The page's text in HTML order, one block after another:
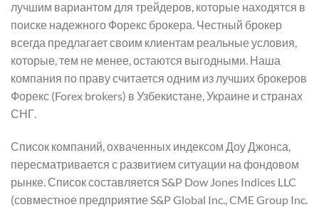
лучшим вариантом для трейдеров, которые находятся в
поиске надежного Форекс брокера. Честный брокер
всегда предлагает своим клиентам реальные условия,
которые, тем не менее, остаются выгодными. Наша
компания по праву считается одним из лучших брокеров
Форекс (Forex brokers) в Узбекистане, Украине и странах
СНГ.
Список компаний, охваченных индексом Доу Джонса,
пересматривается с развитием ситуации на фондовом
рынке. Список составляется S&P Dow Jones Indices LLC
(совместное предприятие S&P Global Inc., CME Group Inc.